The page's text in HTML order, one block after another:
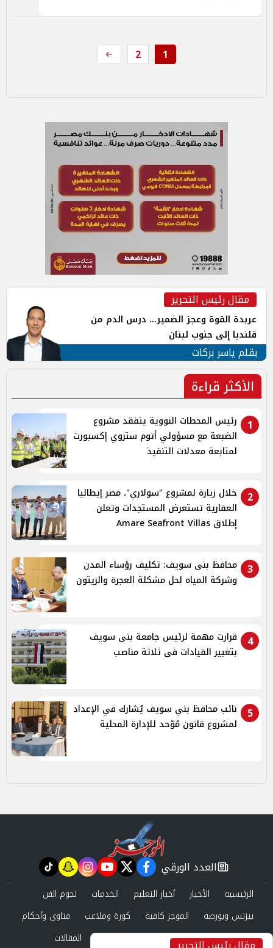
1
2
مقال رئيس التحرير
عربدة القوة وعجز الضمير... درس الدم من
قلنديا إلى جنوب لبنان
بقلم ياسر بركات
الأكثر قراءة
1
رئيس المحطات النووية يتفقد مشروع
الضبعة مع مسؤولي أتوم ستروي إكسبورت
لمتابعة معدلات التنفيذ
2
خلال زيارة لمشروع "سولاري"، مصر إيطاليا
العقارية تستعرض المستجدات وتعلن
إطلاق Amare Seafront Villas
3
محافظ بنى سويف: تكليف رؤساء المدن
وشركة المياه لحل مشكلة العجرة والزيتون
4
قرارت مهمة لرئيس جامعة بنى سويف
بتغيير القيادات فى ثلاثة مناصب
5
نائب محافظ بني سويف يُشارك في الإعداد
لمشروع قانون مُوّحد للإدارة المحلية
newspaper
العدد الورقي facebook
twitter
youtube
instagram
snapchat
tiktok
الرئيسية الأخبار أخبار التعليم الخدمات
نجوم الفن
بيزنس وبورصة
الموجز كافية كورة وملاعب
فتاوى وأحكام
صحة وجمال
عرب وعالم حوادث ومحاكم المقالات